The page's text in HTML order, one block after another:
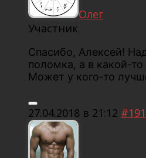
Олег
Участник
Спасибо, Алексей!
поломка, а в какой-
Может у кого-то
27.04.2018 в 21:12